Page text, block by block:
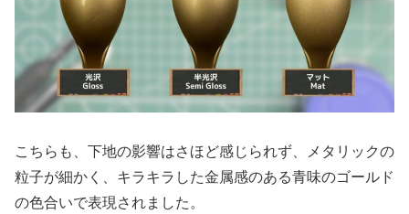
こちらも、下地の影響はさほど感じられず、メタリックの
粒子が細かく、キラキラした金属感のある青味のゴールド
の色合いで表現されました。